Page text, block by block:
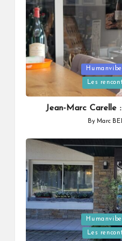
Posted
in
Les
Jean-Marc Carelle
Posted
By Marc
Posted
in
Les